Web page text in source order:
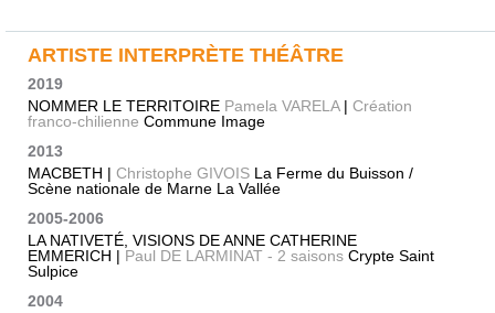
ARTISTE INTERPRÈTE THÉÂTRE
2019
NOMMER LE TERRITOIRE Pamela VARELA| Création
franco-chilienne Commune Image
2013
MACBETH | Christophe GIVOIS La Ferme du Buisson /
Scène nationale de Marne La Vallée
2005-2006
LA NATIVETÉ, VISIONS DE ANNE CATHERINE
EMMERICH | Paul DE LARMINAT - 2 saisons Crypte Saint
Sulpice
2004